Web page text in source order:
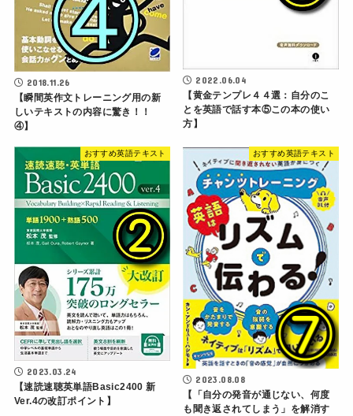
2018.11.26
【瞬間英作文トレーニング用の新
しいテキストの内容に驚き！！
④】
2022.06.04
【黄金テンプレ４４選：自分のこ
とを英語で話す本⑤この本の使い
方】
おすすめ英語テキスト
2023.03.24
【速読速聴英単語Basic2400 新
Ver.4の改訂ポイント】
おすすめ英語テキスト
2023.08.08
【「自分の発音が通じない、何度
も聞き返されてしまう」を解消す